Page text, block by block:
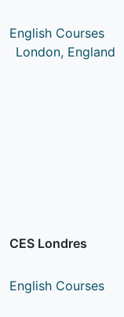
English Courses
London, England
CES Londres
English Courses